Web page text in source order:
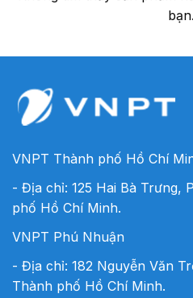
bạn.
VNPT Thành phố Hồ Chí
- Địa chỉ: 125 Hai Bà Trưng,
phố Hồ Chí Minh.
VNPT Phú Nhuận
- Địa chỉ: 182 Nguyễn Văn
Thành phố Hồ Chí Minh.